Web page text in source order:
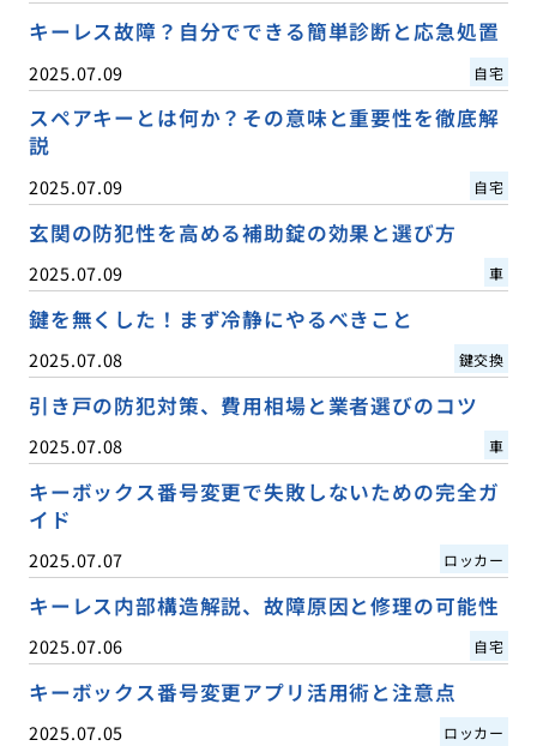
キーレス故障？自分でできる簡単診断と応急処置
2025.07.09 自宅
スペアキーとは何か？その意味と重要性を徹底解
説
2025.07.09 自宅
玄関の防犯性を高める補助錠の効果と選び方
2025.07.09 車
鍵を無くした！まず冷静にやるべきこと
2025.07.08 鍵交換
引き戸の防犯対策、費用相場と業者選びのコツ
2025.07.08 車
キーボックス番号変更で失敗しないための完全ガ
イド
2025.07.07 ロッカー
キーレス内部構造解説、故障原因と修理の可能性
2025.07.06 自宅
キーボックス番号変更アプリ活用術と注意点
2025.07.05 ロッカー